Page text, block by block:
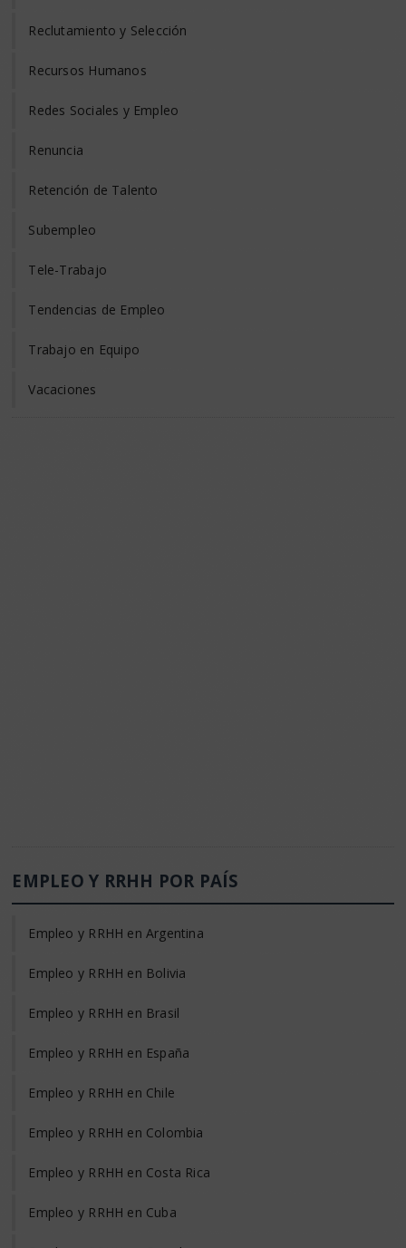
Reclutamiento y Selección
Recursos Humanos
Redes Sociales y Empleo
Renuncia
Retención de Talento
Subempleo
Tele-Trabajo
Tendencias de Empleo
Trabajo en Equipo
Vacaciones
EMPLEO Y RRHH POR PAÍS
Empleo y RRHH en Argentina
Empleo y RRHH en Bolivia
Empleo y RRHH en Brasil
Empleo y RRHH en España
Empleo y RRHH en Chile
Empleo y RRHH en Colombia
Empleo y RRHH en Costa Rica
Empleo y RRHH en Cuba